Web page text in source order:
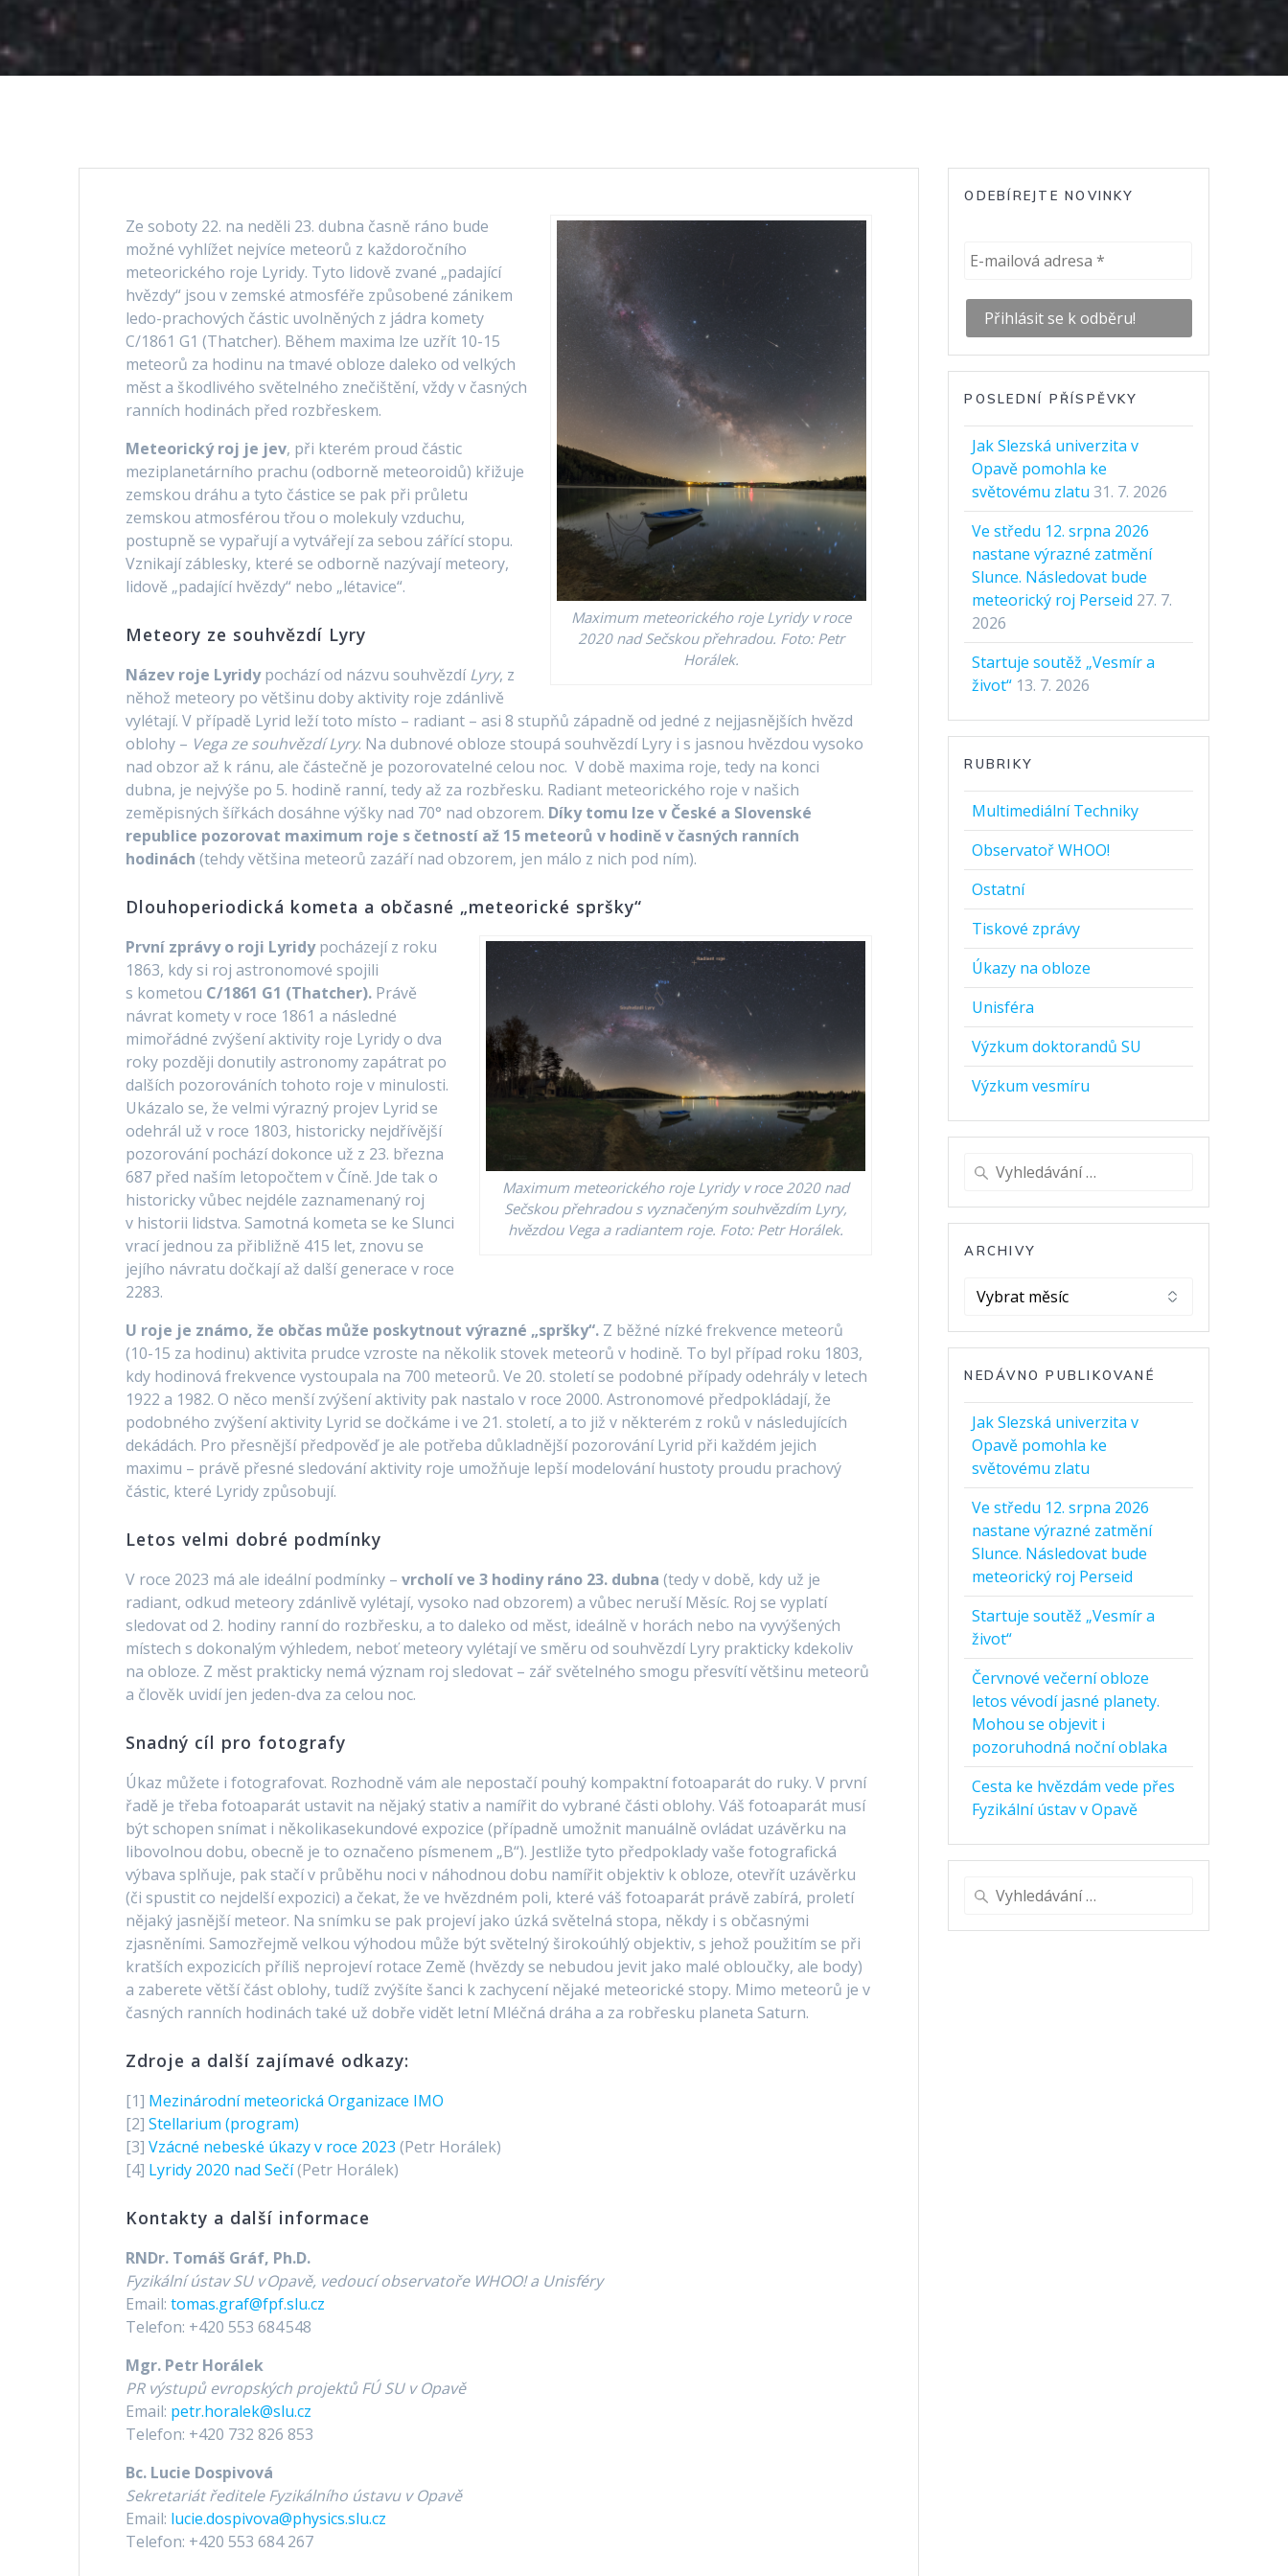
Maximum meteorického roje Lyridy v roce
2020 nad Sečskou přehradou. Foto: Petr
Horálek.
Ze soboty 22. na neděli 23. dubna časně ráno bude
možné vyhlížet nejvíce meteorů z každoročního
meteorického roje Lyridy. Tyto lidově zvané „padající
hvězdy“ jsou v zemské atmosféře způsobené zánikem
ledo-prachových částic uvolněných z jádra komety
C/1861 G1 (Thatcher). Během maxima lze uzřít 10-15
meteorů za hodinu na tmavé obloze daleko od velkých
měst a škodlivého světelného znečištění, vždy v časných
ranních hodinách před rozbřeskem.
Meteorický roj je jev, při kterém proud částic
meziplanetárního prachu (odborně meteoroidů) křižuje
zemskou dráhu a tyto částice se pak při průletu
zemskou atmosférou třou o molekuly vzduchu,
postupně se vypařují a vytvářejí za sebou zářící stopu.
Vznikají záblesky, které se odborně nazývají meteory,
lidově „padající hvězdy“ nebo „létavice“.
Meteory ze souhvězdí Lyry
Název roje Lyridypochází od názvu souhvězdíLyry, z
něhož meteory po většinu doby aktivity roje zdánlivě
vylétají. V případě Lyrid leží toto místo – radiant – asi 8 stupňů západně od jedné z nejjasnějších hvězd
oblohy – Vega ze souhvězdí Lyry. Na dubnové obloze stoupá souhvězdí Lyry i s jasnou hvězdou vysoko
nad obzor až k ránu, ale částečně je pozorovatelné celou noc. V době maxima roje, tedy na konci
dubna, je nejvýše po 5. hodině ranní, tedy až za rozbřesku. Radiant meteorického roje v našich
zeměpisných šířkách dosáhne výšky nad 70° nad obzorem. Díky tomu lze v České a Slovenské
republice pozorovat maximum roje s četností až 15 meteorů v hodině v časných ranních
hodinách (tehdy většina meteorů zazáří nad obzorem, jen málo z nich pod ním).
Dlouhoperiodická kometa a občasné „meteorické spršky“
Maximum meteorického roje Lyridy v roce 2020 nad
Sečskou přehradou s vyznačeným souhvězdím Lyry,
hvězdou Vega a radiantem roje. Foto: Petr Horálek.
První zprávy o roji Lyridypocházejí z roku
1863, kdy si roj astronomové spojili
s kometou C/1861 G1 (Thatcher). Právě
návrat komety v roce 1861 a následné
mimořádné zvýšení aktivity roje Lyridy o dva
roky později donutily astronomy zapátrat po
dalších pozorováních tohoto roje v minulosti.
Ukázalo se, že velmi výrazný projev Lyrid se
odehrál už v roce 1803, historicky nejdřívější
pozorování pochází dokonce už z 23. března
687 před naším letopočtem v Číně. Jde tak o
historicky vůbec nejdéle zaznamenaný roj
v historii lidstva. Samotná kometa se ke Slunci
vrací jednou za přibližně 415 let, znovu se
jejího návratu dočkají až další generace v roce
2283.
U roje je známo, že občas může poskytnout výrazné „spršky“. Z běžné nízké frekvence meteorů
(10-15 za hodinu) aktivita prudce vzroste na několik stovek meteorů v hodině. To byl případ roku 1803,
kdy hodinová frekvence vystoupala na 700 meteorů. Ve 20. století se podobné případy odehrály v letech
1922 a 1982. O něco menší zvýšení aktivity pak nastalo v roce 2000. Astronomové předpokládají, že
podobného zvýšení aktivity Lyrid se dočkáme i ve 21. století, a to již v některém z roků v následujících
dekádách. Pro přesnější předpověď je ale potřeba důkladnější pozorování Lyrid při každém jejich
maximu – právě přesné sledování aktivity roje umožňuje lepší modelování hustoty proudu prachový
částic, které Lyridy způsobují.
Letos velmi dobré podmínky
V roce 2023 má ale ideální podmínky –vrcholí ve 3 hodiny ráno 23. dubna (tedy v době, kdy už je
radiant, odkud meteory zdánlivě vylétají, vysoko nad obzorem) a vůbec neruší Měsíc. Roj se vyplatí
sledovat od 2. hodiny ranní do rozbřesku, a to daleko od měst, ideálně v horách nebo na vyvýšených
místech s dokonalým výhledem, neboť meteory vylétají ve směru od souhvězdí Lyry prakticky kdekoliv
na obloze. Z měst prakticky nemá význam roj sledovat – zář světelného smogu přesvítí většinu meteorů
a člověk uvidí jen jeden-dva za celou noc.
Snadný cíl pro fotografy
Úkaz můžete i fotografovat. Rozhodně vám ale nepostačí pouhý kompaktní fotoaparát do ruky. V první
řadě je třeba fotoaparát ustavit na nějaký stativ a namířit do vybrané části oblohy. Váš fotoaparát musí
být schopen snímat i několikasekundové expozice (případně umožnit manuálně ovládat uzávěrku na
libovolnou dobu, obecně je to označeno písmenem „B“). Jestliže tyto předpoklady vaše fotografická
výbava splňuje, pak stačí v průběhu noci v náhodnou dobu namířit objektiv k obloze, otevřít uzávěrku
(či spustit co nejdelší expozici) a čekat, že ve hvězdném poli, které váš fotoaparát právě zabírá, proletí
nějaký jasnější meteor. Na snímku se pak projeví jako úzká světelná stopa, někdy i s občasnými
zjasněními. Samozřejmě velkou výhodou může být světelný širokoúhlý objektiv, s jehož použitím se při
kratších expozicích příliš neprojeví rotace Země (hvězdy se nebudou jevit jako malé obloučky, ale body)
a zaberete větší část oblohy, tudíž zvýšíte šanci k zachycení nějaké meteorické stopy. Mimo meteorů je v
časných ranních hodinách také už dobře vidět letní Mléčná dráha a za robřesku planeta Saturn.
Zdroje a další zajímavé odkazy:
[1] Mezinárodní meteorická Organizace IMO
[2]Stellarium (program)
[3]Vzácné nebeské úkazy v roce 2023 (Petr Horálek)
[4] Lyridy 2020 nad Sečí(Petr Horálek)
Kontakty a další informace
RNDr. Tomáš Gráf, Ph.D.
Fyzikální ústav SU vOpavě, vedoucí observatoře WHOO! a Unisféry
Email:tomas.graf@fpf.slu.cz
Telefon: +420 553 684 548
Mgr. Petr Horálek
PR výstupů evropských projektů FÚ SU v Opavě
Email: petr.horalek@slu.cz
Telefon: +420 732 826 853
Bc. Lucie Dospivová
Sekretariát ředitele Fyzikálního ústavu v Opavě
Email: lucie.dospivova@physics.slu.cz
Telefon: +420 553 684 267
ODEBÍREJTE NOVINKY
POSLEDNÍ PŘÍSPĚVKY
Jak Slezská univerzita v
Opavě pomohla ke
světovému zlatu 31. 7. 2026
Ve středu 12. srpna 2026
nastane výrazné zatmění
Slunce. Následovat bude
meteorický roj Perseid 27. 7.
2026
Startuje soutěž „Vesmír a
život“ 13. 7. 2026
RUBRIKY
Multimediální Techniky
Observatoř WHOO!
Ostatní
Tiskové zprávy
Úkazy na obloze
Unisféra
Výzkum doktorandů SU
Výzkum vesmíru
Vyhledat:
ARCHIVY
Archivy
NEDÁVNO PUBLIKOVANÉ
Jak Slezská univerzita v
Opavě pomohla ke
světovému zlatu
Ve středu 12. srpna 2026
nastane výrazné zatmění
Slunce. Následovat bude
meteorický roj Perseid
Startuje soutěž „Vesmír a
život“
Červnové večerní obloze
letos vévodí jasné planety.
Mohou se objevit i
pozoruhodná noční oblaka
Cesta ke hvězdám vede přes
Fyzikální ústav v Opavě
Vyhledat: